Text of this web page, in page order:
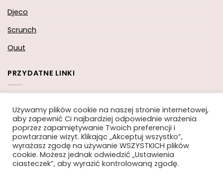
Djeco
Scrunch
Quut
PRZYDATNE LINKI
Moje konto
Zamówienie
Używamy plików cookie na naszej stronie internetowej,
aby zapewnić Ci najbardziej odpowiednie wrażenia
poprzez zapamiętywanie Twoich preferencji i
powtarzanie wizyt. Klikając „Akceptuj wszystko”,
wyrażasz zgodę na używanie WSZYSTKICH plików
cookie. Możesz jednak odwiedzić „Ustawienia
ciasteczek”, aby wyrazić kontrolowaną zgodę.